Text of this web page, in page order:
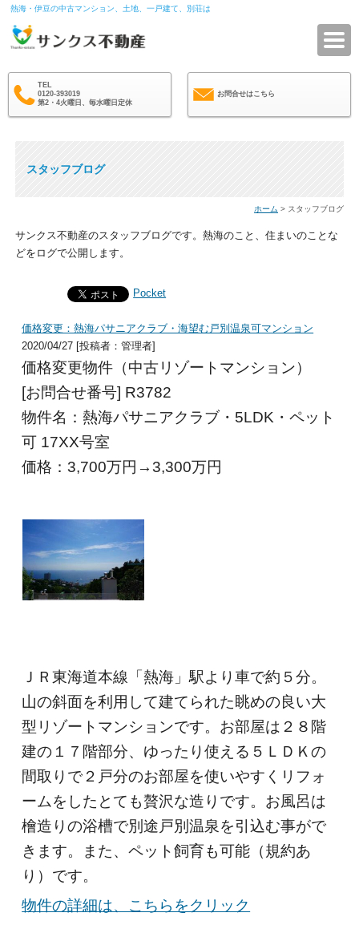
熱海・伊豆の中古マンション、土地、一戸建て、別荘は
TEL
0120-393019
第2・4火曜日、毎水曜日定休
お問合せはこちら
スタッフブログ
ホーム > スタッフブログ
サンクス不動産のスタッフブログです。熱海のこと、住まいのことな
どをログで公開します。
Pocket
価格変更：熱海パサニアクラブ・海望む戸別温泉可マンション
2020/04/27 [投稿者：管理者]
価格変更物件（中古リゾートマンション）
[お問合せ番号] R3782
物件名：熱海パサニアクラブ・5LDK・ペット
可 17XX号室
価格：3,700万円→3,300万円
ＪＲ東海道本線「熱海」駅より車で約５分。
山の斜面を利用して建てられた眺めの良い大
型リゾートマンションです。お部屋は２８階
建の１７階部分、ゆったり使える５ＬＤＫの
間取りで２戸分のお部屋を使いやすくリフォ
ームをしたとても贅沢な造りです。お風呂は
檜造りの浴槽で別途戸別温泉を引込む事がで
きます。また、ペット飼育も可能（規約あ
り）です。
物件の詳細は、こちらをクリック